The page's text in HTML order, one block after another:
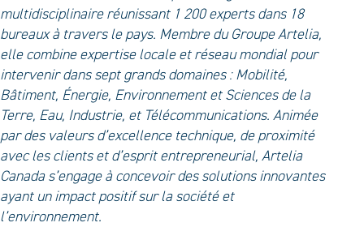
multidisciplinaire réunissant 1 200 experts dans 18
bureaux à travers le pays. Membre du Groupe Artelia,
elle combine expertise locale et réseau mondial pour
intervenir dans sept grands domaines : Mobilité,
Bâtiment, Énergie, Environnement et Sciences de la
Terre, Eau, Industrie, et Télécommunications. Animée
par des valeurs d’excellence technique, de proximité
avec les clients et d’esprit entrepreneurial, Artelia
Canada s’engage à concevoir des solutions innovantes
ayant un impact positif sur la société et
l’environnement.